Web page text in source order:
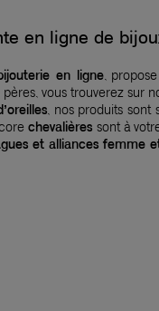
en ligne de
en ligne,
vous trouverez sur
, nos produits sont
chevalières sont à
et alliances femme